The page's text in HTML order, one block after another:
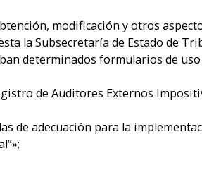
modificación y otros
la Subsecretaría de Estado de
determinados formularios de uso
de Auditores Externos
de adecuación para la